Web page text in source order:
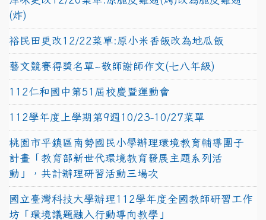
(炸)
裕民田更改12/22菜單:原小米香飯改為地瓜飯
藝文競賽得獎名單~敬師謝師作文(七八年級)
112仁和國中第51屆校慶暨運動會
112學年度上學期第9週10/23-10/27菜單
桃園市平鎮區南勢國民小學辦理環境教育輔導團子
計畫「教育部新世代環境教育發展主題系列活
動」，共計辦理研習活動三場次
國立臺灣科技大學辦理112學年度全國教師研習工作
坊「環境議題融入行動導向教學」